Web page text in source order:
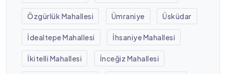
Özgürlük Mahallesi Ümraniye Üsküdar
İdealtepe Mahallesi İhsaniye Mahallesi
İkitelli Mahallesi İnceğiz Mahallesi